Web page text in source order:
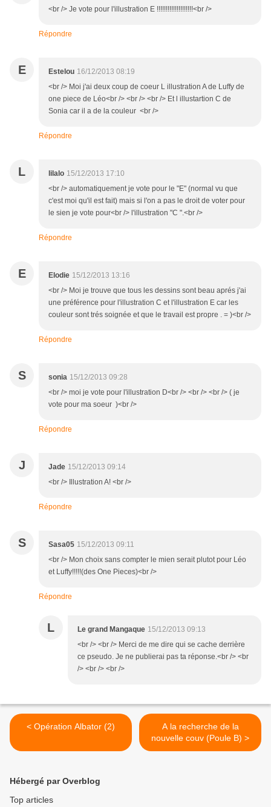
<br /> Je vote pour l'illustration E !!!!!!!!!!!!!!!!!!!!<br />
Répondre
E Estelou 16/12/2013 08:19
<br /> Moi j'ai deux coup de coeur L illustration A de Luffy de
one piece de Léo<br /> <br /> <br /> Et l illustartion C de
Sonia car il a de la couleur <br />
Répondre
L lilalo 15/12/2013 17:10
<br /> automatiquement je vote pour le "E" (normal vu que
c'est moi qu'il est fait) mais si l'on a pas le droit de voter pour
le sien je vote pour<br /> l'illustration "C ".<br />
Répondre
E Elodie 15/12/2013 13:16
<br /> Moi je trouve que tous les dessins sont beau aprés j'ai
une préférence pour l'illustration C et l'illustration E car les
couleur sont trés soignée et que le travail est propre . = )<br />
Répondre
S sonia 15/12/2013 09:28
<br /> moi je vote pour l'illustration D<br /> <br /> <br /> ( je
vote pour ma soeur )<br />
Répondre
J Jade 15/12/2013 09:14
<br /> Illustration A! <br />
Répondre
S Sasa05 15/12/2013 09:11
<br /> Mon choix sans compter le mien serait plutot pour Léo
et Luffy!!!!!(des One Pieces)<br />
Répondre
L Le grand Mangaque 15/12/2013 09:13
<br /> <br /> Merci de me dire qui se cache derrière
ce pseudo. Je ne publierai pas ta réponse.<br /> <br
/> <br /> <br />
< Opération Albator (2)
A la recherche de la
nouvelle couv (Poule B) >
Hébergé par Overblog
Top articles